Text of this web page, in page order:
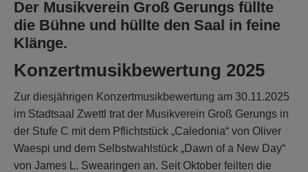
Der Musikverein Groß Gerungs füllte
die Bühne und hüllte den Saal in feine
Klänge.
Konzertmusikbewertung 2025
Zur diesjährigen Konzertmusikbewertung am 30.11.2025
im Stadtsaal Zwettl trat der Musikverein Groß Gerungs in
der Stufe C mit dem Pflichtstück „Caledonia“ von Oliver
Waespi und dem Selbstwahlstück „Dawn of a New Day“
von James L. Swearingen an. Seit Oktober feilten die